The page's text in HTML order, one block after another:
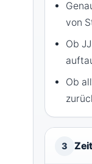
von
Ob
Ob
3